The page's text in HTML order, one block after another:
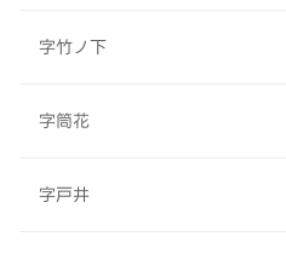
字竹ノ下
字筒花
字戸井